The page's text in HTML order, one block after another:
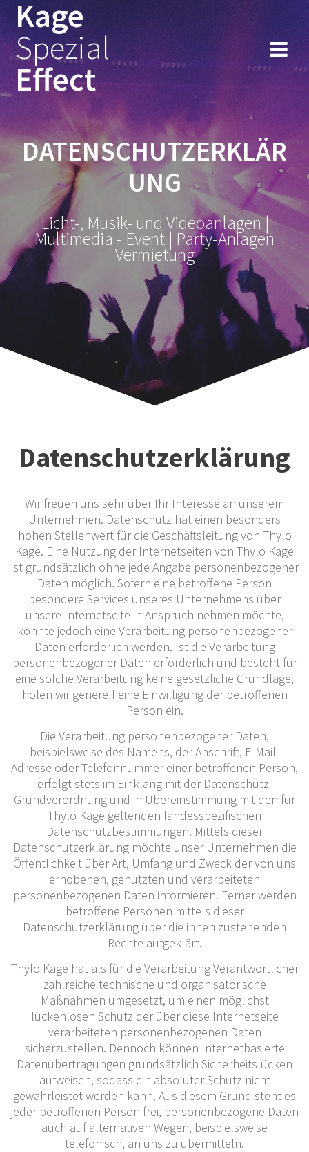
Kage
Spezial
Effect
DATENSCHUTZERKLÄR
UNG
Licht-, Musik- und Videoanlagen |
Multimedia - Event | Party-Anlagen
Vermietung
Datenschutzerklärung
Wir freuen uns sehr über Ihr Interesse an unserem
Unternehmen. Datenschutz hat einen besonders
hohen Stellenwert für die Geschäftsleitung von Thylo
Kage. Eine Nutzung der Internetseiten von Thylo Kage
ist grundsätzlich ohne jede Angabe personenbezogener
Daten möglich. Sofern eine betroffene Person
besondere Services unseres Unternehmens über
unsere Internetseite in Anspruch nehmen möchte,
könnte jedoch eine Verarbeitung personenbezogener
Daten erforderlich werden. Ist die Verarbeitung
personenbezogener Daten erforderlich und besteht für
eine solche Verarbeitung keine gesetzliche Grundlage,
holen wir generell eine Einwilligung der betroffenen
Person ein.
Die Verarbeitung personenbezogener Daten,
beispielsweise des Namens, der Anschrift, E-Mail-
Adresse oder Telefonnummer einer betroffenen Person,
erfolgt stets im Einklang mit der Datenschutz-
Grundverordnung und in Übereinstimmung mit den für
Thylo Kage geltenden landesspezifischen
Datenschutzbestimmungen. Mittels dieser
Datenschutzerklärung möchte unser Unternehmen die
Öffentlichkeit über Art, Umfang und Zweck der von uns
erhobenen, genutzten und verarbeiteten
personenbezogenen Daten informieren. Ferner werden
betroffene Personen mittels dieser
Datenschutzerklärung über die ihnen zustehenden
Rechte aufgeklärt.
Thylo Kage hat als für die Verarbeitung Verantwortlicher
zahlreiche technische und organisatorische
Maßnahmen umgesetzt, um einen möglichst
lückenlosen Schutz der über diese Internetseite
verarbeiteten personenbezogenen Daten
sicherzustellen. Dennoch können Internetbasierte
Datenübertragungen grundsätzlich Sicherheitslücken
aufweisen, sodass ein absoluter Schutz nicht
gewährleistet werden kann. Aus diesem Grund steht es
jeder betroffenen Person frei, personenbezogene Daten
auch auf alternativen Wegen, beispielsweise
telefonisch, an uns zu übermitteln.